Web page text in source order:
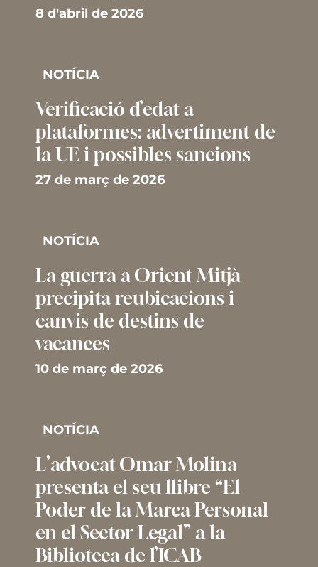
8 d'abril de 2026
NOTÍCIA
Verificació d’edat a
plataformes: advertiment de
la UE i possibles sancions
27 de març de 2026
NOTÍCIA
La guerra a Orient Mitjà
precipita reubicacions i
canvis de destins de
vacances
10 de març de 2026
NOTÍCIA
L’advocat Omar Molina
presenta el seu llibre “El
Poder de la Marca Personal
en el Sector Legal” a la
Biblioteca de l’ICAB